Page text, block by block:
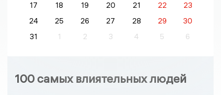
17
18 19 20 21 22
23
24
25 26 27 28 29
30
31
1 2 3 4 5 6
100 самых влиятельных людей